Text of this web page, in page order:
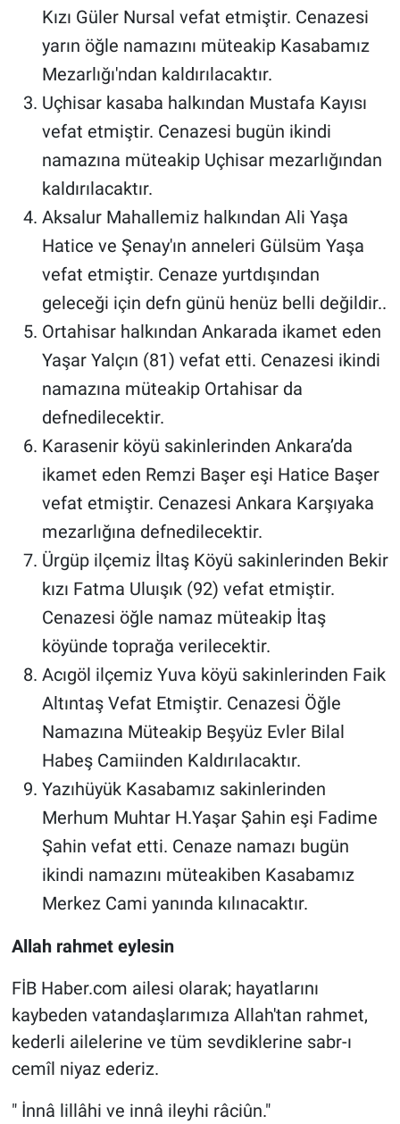
Kızı Güler Nursal vefat etmiştir. Cenazesi
yarın öğle namazını müteakip Kasabamız
Mezarlığı'ndan kaldırılacaktır.
Uçhisar kasaba halkından Mustafa Kayısı
vefat etmiştir. Cenazesi bugün ikindi
namazına müteakip Uçhisar mezarlığından
kaldırılacaktır.
Aksalur Mahallemiz halkından Ali Yaşa
Hatice ve Şenay'ın anneleri Gülsüm Yaşa
vefat etmiştir. Cenaze yurtdışından
geleceği için defn günü henüz belli değildir..
Ortahisar halkından Ankarada ikamet eden
Yaşar Yalçın (81) vefat etti. Cenazesi ikindi
namazına müteakip Ortahisar da
defnedilecektir.
Karasenir köyü sakinlerinden Ankara’da
ikamet eden Remzi Başer eşi Hatice Başer
vefat etmiştir. Cenazesi Ankara Karşıyaka
mezarlığına defnedilecektir.
Ürgüp ilçemiz İltaş Köyü sakinlerinden Bekir
kızı Fatma Uluışık (92) vefat etmiştir.
Cenazesi öğle namaz müteakip İtaş
köyünde toprağa verilecektir.
Acıgöl ilçemiz Yuva köyü sakinlerinden Faik
Altıntaş Vefat Etmiştir. Cenazesi Öğle
Namazına Müteakip Beşyüz Evler Bilal
Habeş Camiinden Kaldırılacaktır.
Yazıhüyük Kasabamız sakinlerinden
Merhum Muhtar H.Yaşar Şahin eşi Fadime
Şahin vefat etti. Cenaze namazı bugün
ikindi namazını müteakiben Kasabamız
Merkez Cami yanında kılınacaktır.
Allah rahmet eylesin
FİB Haber.com ailesi olarak; hayatlarını
kaybeden vatandaşlarımıza Allah'tan rahmet,
kederli ailelerine ve tüm sevdiklerine sabr-ı
cemîl niyaz ederiz.
" İnnâ lillâhi ve innâ ileyhi râciûn."
Kültür - Sanat
Politika
Magazin
Çevre